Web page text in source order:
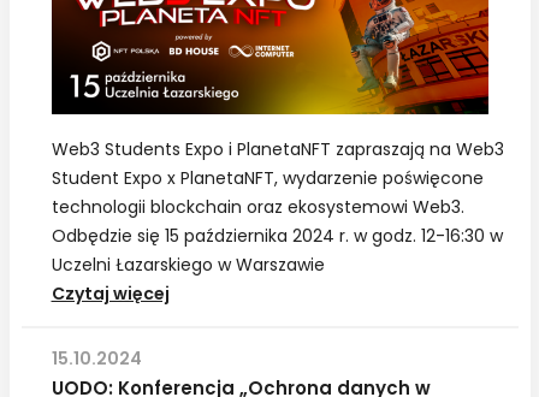
Web3 Students Expo i PlanetaNFT zapraszają na Web3
Student Expo x PlanetaNFT, wydarzenie poświęcone
technologii blockchain oraz ekosystemowi Web3.
Odbędzie się 15 października 2024 r. w godz. 12-16:30 w
Uczelni Łazarskiego w Warszawie
Czytaj więcejWeb3
X
UODO: Konferencja „Ochrona danych w
15.10.2024